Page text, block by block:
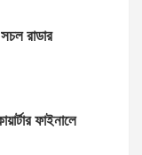
রাডার
ফাইনালে